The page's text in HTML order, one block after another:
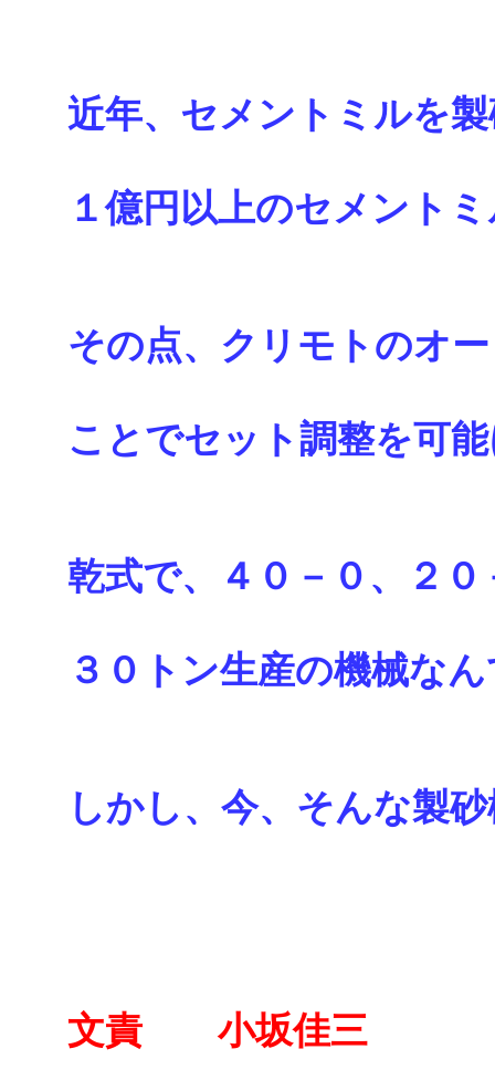
近年、セメントミルを
１億円以上のセメント
その点、クリモトのオ
ことでセット調整を可
乾式で、４０－０、２
３０トン生産の機械な
しかし、今、そんな製
文責 小坂佳三